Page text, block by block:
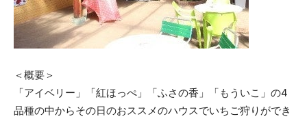
＜概要＞
「アイベリー」「紅ほっぺ」「ふさの香」「もういこ」の4
品種の中からその日のおススメのハウスでいちご狩りができ